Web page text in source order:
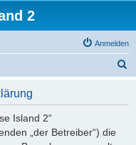
2
Anmelden
Island 2“
„der Betreiber“) die